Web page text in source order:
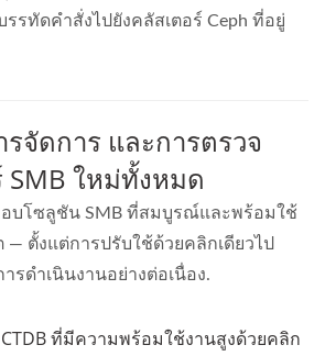
รรทัดคำสั่งไปยังคลัสเตอร์ Ceph ที่อยู่
จัดการ และการตรวจ
SMB ใหม่ทั้งหมด
อบโซลูชัน SMB ที่สมบูรณ์และพร้อมใช้
— ตั้งแต่การปรับใช้ด้วยคลิกเดียวไป
รดำเนินงานอย่างต่อเนื่อง.
ที่มีความพร้อมใช้งานสูงด้วยคลิก